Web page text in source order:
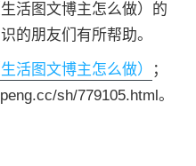
活图文博主怎么做）的
的朋友们有所帮助。
活图文博主怎么做）
；
sh/779105.html。